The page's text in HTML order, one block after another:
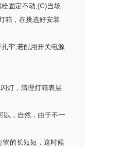
固定不动;(C)当场
箱，在挑选好安装
牢;若配用开关电源
灯，清理灯箱表层
以，自然，由于不一
管的长短短，这时候